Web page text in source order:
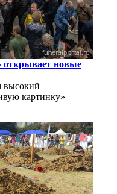
открывает новые
высокий
картинку»